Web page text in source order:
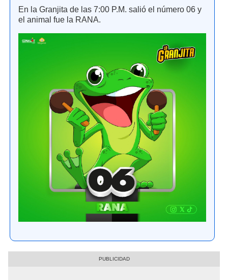
En la Granjita de las 7:00 P.M. salió el número 06 y
el animal fue la RANA.